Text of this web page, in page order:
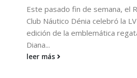
Este pasado fin de semana, el
Club Náutico Dénia celebró la LV
edición de la emblemática
Diana...
leer más